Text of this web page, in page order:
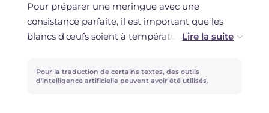
Pour préparer une meringue avec une
consistance parfaite, il est important que les
blancs d'œufs soient à température ambiante.
remplacer les framboises par des mûres, des
groseilles, des fraises, en somme, utilisez les
Pour la traduction de certains textes, des outils
d'intelligence artificielle peuvent avoir été utilisés.